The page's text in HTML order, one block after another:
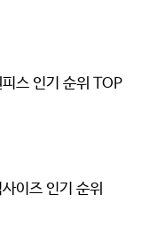
스 인기 순위 TOP
이즈 인기 순위